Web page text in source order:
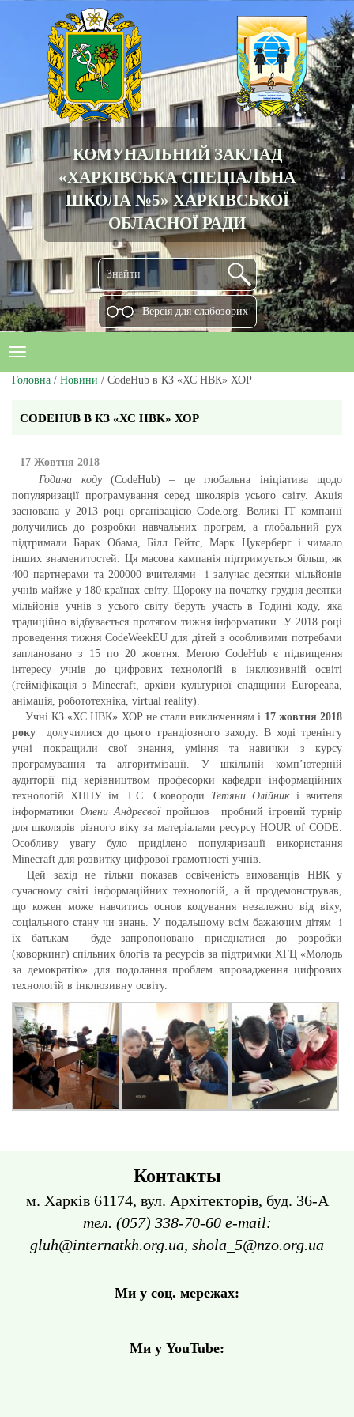
КОМУНАЛЬНИЙ ЗАКЛАД
«ХАРКІВСЬКА СПЕЦІАЛЬНА
ШКОЛА №5» ХАРКІВСЬКОЇ
ОБЛАСНОЇ РАДИ
Версiя для слабозорих
Головна / Новини / CodeHub в КЗ «ХС НВК» ХОР
CODEHUB В КЗ «ХС НВК» ХОР
17 Жовтня 2018
Година коду(CodeHub) – це глобальна ініціатива щодо
популяризації програмування серед школярів усього світу. Акція
заснована у 2013 році організацією Code.org. Великі ІТ компанії
долучились до розробки навчальних програм, а глобальний рух
підтримали Барак Обама, Білл Гейтс, Марк Цукерберг і чимало
інших знаменитостей. Ця масова кампанія підтримується більш, як
400 партнерами та 200000 вчителями і залучає десятки мільйонів
учнів майже у 180 країнах світу. Щороку на початку грудня десятки
мільйонів учнів з усього світу беруть участь в Годині коду, яка
традиційно відбувається протягом тижня інформатики. У 2018 році
проведення тижня CodeWeekEU для дітей з особливими потребами
заплановано з 15 по 20 жовтня. Метою CodeHub є підвищення
інтересу учнів до цифрових технологій в інклюзивній освіті
(гейміфікація з Minecraft, архіви культурної спадщини Europeana,
анімація, робототехніка, virtual reality).
Учні КЗ «ХС НВК» ХОР не стали виключенням і 17 жовтня 2018
року долучилися до цього грандіозного заходу. В ході тренінгу
учні покращили свої знання, уміння та навички з курсу
програмування та алгоритмізації. У шкільній комп’ютерній
аудиторії під керівництвом професорки кафедри інформаційних
технологій ХНПУ ім. Г.С. Сковороди Тетяни Олійникі вчителя
інформатикиОлени Андрєєвоїпройшов пробний ігровий турнір
для школярів різного віку за матеріалами ресурсу HOUR of CODE.
Особливу увагу було приділено популяризації використання
Minecraft для розвитку цифрової грамотності учнів.
Цей захід не тільки показав освіченість вихованців НВК у
сучасному світі інформаційних технологій, а й продемонстрував,
що кожен може навчитись основ кодування незалежно від віку,
соціального стану чи знань. У подальшому всім бажаючим дітям і
їх батькам буде запропоновано приєднатися до розробки
(коворкинг) спільних блогів та ресурсів за підтримки ХГЦ «Молодь
за демократію» для подолання проблем впровадження цифрових
технологій в інклюзивну освіту.
Контакты
м. Харків 61174, вул. Архітекторів, буд. 36-А
тел. (057) 338-70-60 e-mail:
gluh@internatkh.org.ua, shola_5@nzo.org.ua
Ми у соц. мережах:
Ми у YouTube: